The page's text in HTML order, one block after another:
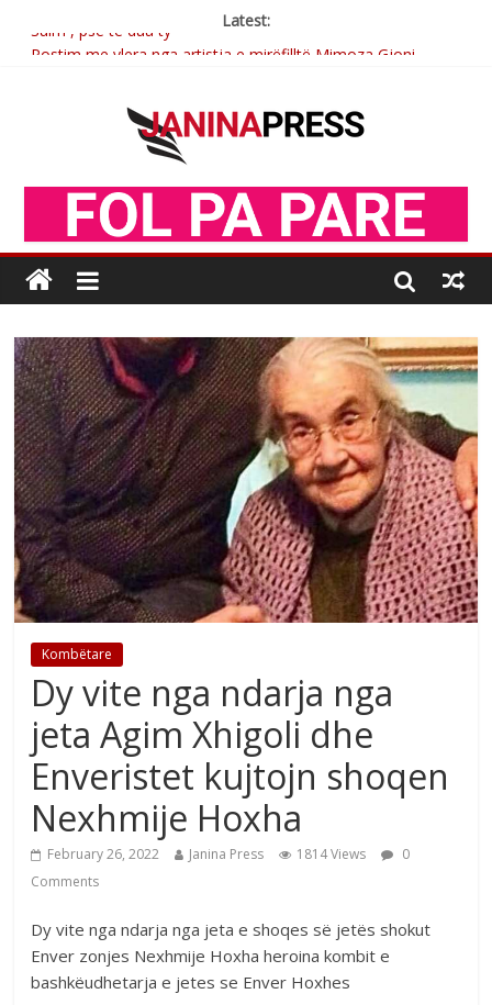
Latest:
Postim me vlera nga artistja e mirëfilltë Mimoza Gjoni
Brahim Çekaj njē veprimtar i respektuar i çeshtjës kombëtare
Kombëtare
Dy vite nga ndarja nga
jeta Agim Xhigoli dhe
Enveristet kujtojn shoqen
Nexhmije Hoxha
February 26, 2022 Janina Press 1814 Views
0
Comments
Dy vite nga ndarja nga jeta e shoqes së jetës shokut
Enver zonjes Nexhmije Hoxha heroina kombit e
bashkëudhetarja e jetes se Enver Hoxhes